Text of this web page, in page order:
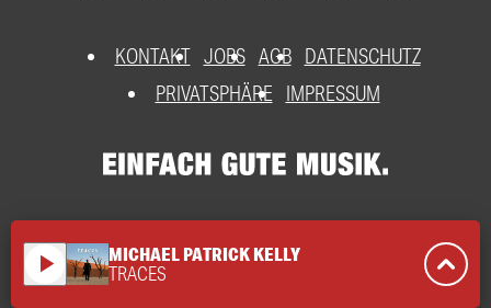
KONTAKT JOBS AGB DATENSCHUTZ
PRIVATSPHÄRE
IMPRESSUM
play_arrow MICHAEL PATRICK KELLY
TRACES